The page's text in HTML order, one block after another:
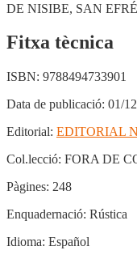
DE NISIBE, SAN
Fitxa tècnica
ISBN: 9788494733901
Data de publicació: 01/
Editorial: EDITORIAL
Col.lecció: FORA DE
Pàgines: 248
Enquadernació: Rústica
Idioma: Español